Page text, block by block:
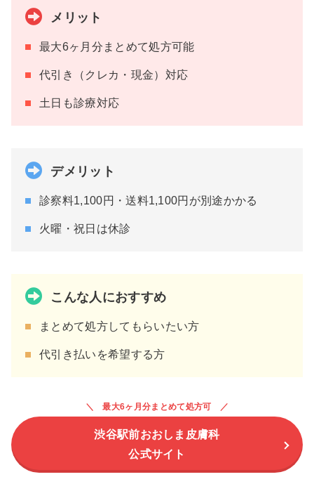
メリット
最大6ヶ月分まとめて処方可能
代引き（クレカ・現金）対応
土日も診療対応
デメリット
診察料1,100円・送料1,100円が別途かかる
火曜・祝日は休診
こんな人におすすめ
まとめて処方してもらいたい方
代引き払いを希望する方
最大6ヶ月分まとめて処方可
渋谷駅前おおしま皮膚科
公式サイト